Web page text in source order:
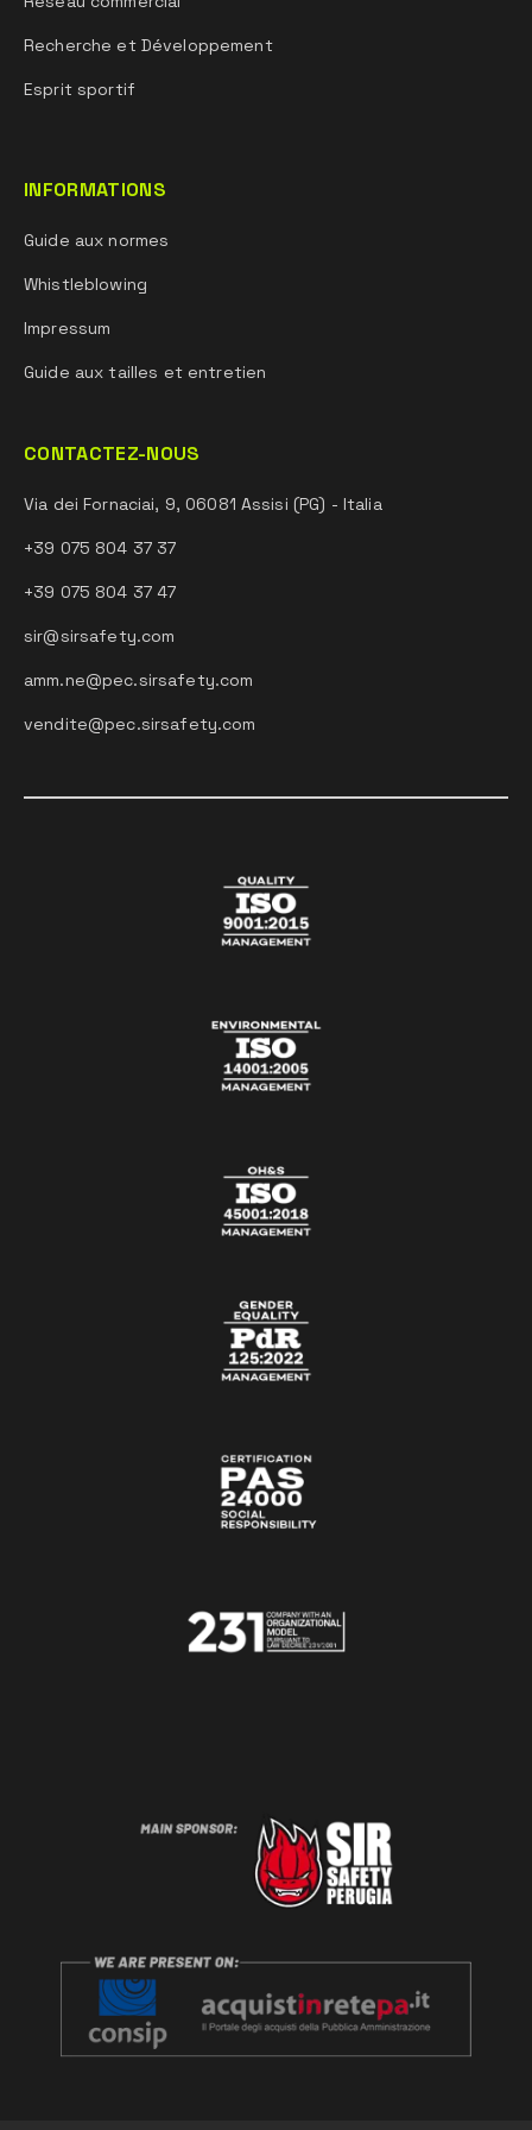
Recherche et Développement
Esprit sportif
INFORMATIONS
Guide aux normes
Whistleblowing
Impressum
Guide aux tailles et entretien
CONTACTEZ-NOUS
Via dei Fornaciai, 9, 06081 Assisi (PG) - Italia
+39 075 804 37 37
+39 075 804 37 47
sir@sirsafety.com
amm.ne@pec.sirsafety.com
vendite@pec.sirsafety.com